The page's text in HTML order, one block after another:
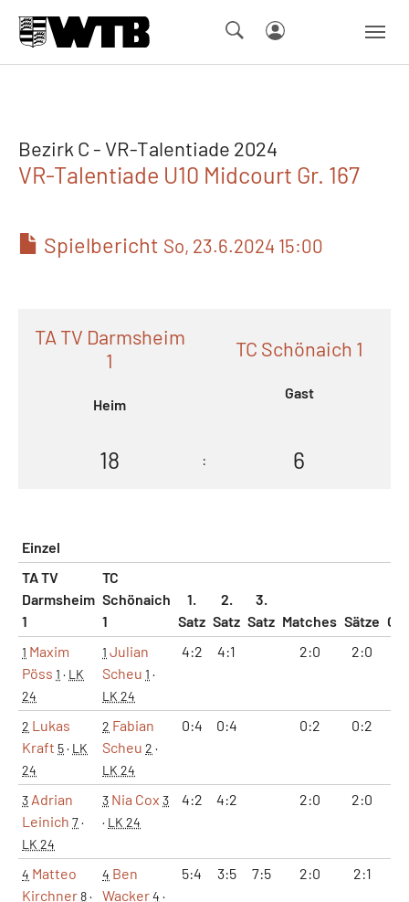
Bezirk C - VR-Talentiade 2024
VR-Talentiade U10 Midcourt Gr. 167
Spielbericht So, 23.6.2024 15:00
TA TV Darmsheim
1
Heim
TC Schönaich 1
Gast
18 : 6
Einzel
TA TV
Darmsheim
1
TC
Schönaich
1
1.
Satz
2.
Satz
3.
Satz Matches Sätze
1 Maxim
Pöss 1 · LK
24
1 Julian
Scheu 1 ·
LK 24
4:2 4:1 2:0 2:0
2 Lukas
Kraft 5· LK
24
2 Fabian
Scheu 2 ·
LK 24
0:4 0:4 0:2 0:2
3 Adrian
Leinich 7·
LK 24
3 Nia Cox 3
· LK 24
4:2 4:2 2:0 2:0
4 Matteo
Kirchner8·
4 Ben
Wacker4 ·
5:4 3:5 7:5 2:0 2:1